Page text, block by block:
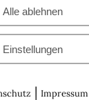
Alle ablehnen
Einstellungen
|Impressum